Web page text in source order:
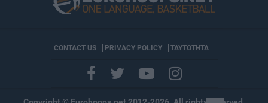
CONTACT US PRIVACY POLICY ΤΑΥΤΟΤΗΤΑ